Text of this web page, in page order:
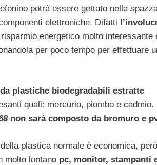
potrà essere gettato nella
elettroniche. Difatti
energetico molto interessante
per poco tempo per effettuare
plastiche biodegradabili estratte
quali: mercurio, piombo e cadmio.
non sarà composto da bromuro e
plastica normale è economica,
molto lontano pc, monitor, stampanti